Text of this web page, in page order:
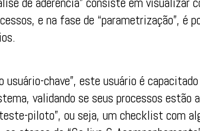
e na fase de “parametrização”, é
usuário-chave”, este usuário é
validando se seus processos estão
piloto”, ou seja, um checklist com